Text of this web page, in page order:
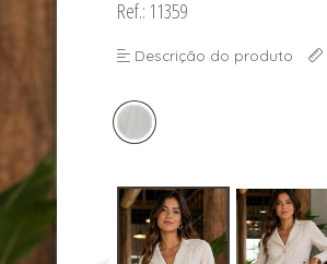
Ref.: 11359
Descrição do produto